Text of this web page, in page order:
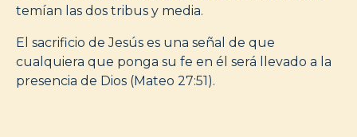
temían las dos tribus y media.
El sacrificio de Jesús es una señal de que
cualquiera que ponga su fe en él será llevado a la
presencia de Dios (Mateo 27:51).